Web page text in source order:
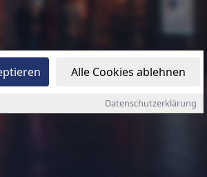
Alle Cookies ablehnen
Datenschutzerklärung